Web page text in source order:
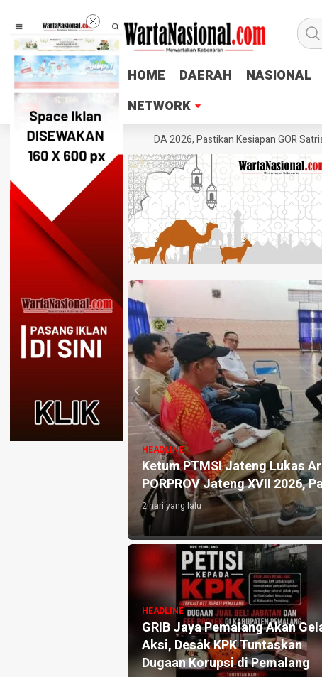
HOME DAERAH NASIONAL
NETWORK
HOME DAERAH NASIONAL
NETWORK
Jateng Tinjau Venue POPDA 2026, Pastikan Kesiapan GOR Satria
HEADLINE
Ketum PTMSI Jateng Lukas
PORPROV Jateng XVII 2026,
2 hari yang lalu
HEADLINE
GRIB Jaya Pemalang Akan
Aksi, Desak KPK Tuntaskan
Dugaan Korupsi di Pemalang